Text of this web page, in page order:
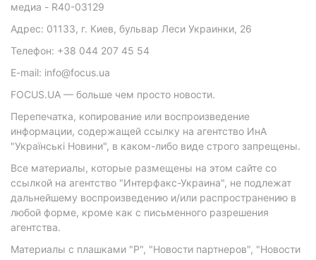
медиа - R40-03129
Адрес: 01133, г. Киев, бульвар Леси Украинки, 26
Телефон: +38 044 207 45 54
E-mail: info@focus.ua
FOCUS.UA — больше чем просто новости.
Перепечатка, копирование или воспроизведение
информации, содержащей ссылку на агентство ИнА
"Українські Новини", в каком-либо виде строго запрещены.
Все материалы, которые размещены на этом сайте со
ссылкой на агентство "Интерфакс-Украина", не подлежат
дальнейшему воспроизведению и/или распространению в
любой форме, кроме как с письменного разрешения
агентства.
Материалы с плашками "Р", "Новости партнеров", "Новости